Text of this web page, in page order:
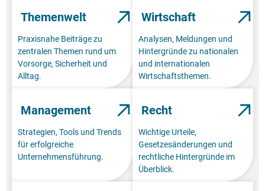
Themenwelt
Praxisnahe Beiträge zu
zentralen Themen rund um
Vorsorge, Sicherheit und
Alltag.
Wirtschaft
Analysen, Meldungen und
Hintergründe zu nationalen
und internationalen
Wirtschaftsthemen.
Management
Strategien, Tools und Trends
für erfolgreiche
Unternehmensführung.
Recht
Wichtige Urteile,
Gesetzesänderungen und
rechtliche Hintergründe im
Überblick.